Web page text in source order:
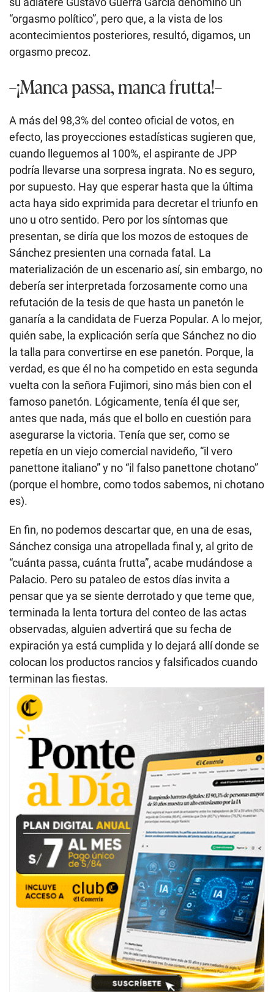
“orgasmo político”, pero que, a la vista de los
acontecimientos posteriores, resultó, digamos, un
orgasmo precoz.
–¡Manca passa, manca frutta!–
A más del 98,3% del conteo oficial de votos, en
efecto, las proyecciones estadísticas sugieren que,
cuando lleguemos al 100%, el aspirante de JPP
podría llevarse una sorpresa ingrata. No es seguro,
por supuesto. Hay que esperar hasta que la última
acta haya sido exprimida para decretar el triunfo en
uno u otro sentido. Pero por los síntomas que
presentan, se diría que los mozos de estoques de
Sánchez presienten una cornada fatal. La
materialización de un escenario así, sin embargo, no
debería ser interpretada forzosamente como una
refutación de la tesis de que hasta un panetón le
ganaría a la candidata de Fuerza Popular. A lo mejor,
quién sabe, la explicación sería que Sánchez no dio
la talla para convertirse en ese panetón. Porque, la
verdad, es que él no ha competido en esta segunda
vuelta con la señora Fujimori, sino más bien con el
famoso panetón. Lógicamente, tenía él que ser,
antes que nada, más que el bollo en cuestión para
asegurarse la victoria. Tenía que ser, como se
repetía en un viejo comercial navideño, “il vero
panettone italiano” y no “il falso panettone chotano”
(porque el hombre, como todos sabemos, ni chotano
es).
En fin, no podemos descartar que, en una de esas,
Sánchez consiga una atropellada final y, al grito de
“cuánta passa, cuánta frutta”, acabe mudándose a
Palacio. Pero su pataleo de estos días invita a
pensar que ya se siente derrotado y que teme que,
terminada la lenta tortura del conteo de las actas
observadas, alguien advertirá que su fecha de
expiración ya está cumplida y lo dejará allí donde se
colocan los productos rancios y falsificados cuando
terminan las fiestas.